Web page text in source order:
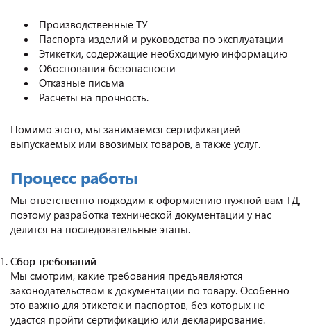
Производственные ТУ
Паспорта изделий и руководства по эксплуатации
Этикетки, содержащие необходимую информацию
Обоснования безопасности
Отказные письма
Расчеты на прочность.
Помимо этого, мы занимаемся сертификацией
выпускаемых или ввозимых товаров, а также услуг.
Процесс работы
Мы ответственно подходим к оформлению нужной вам ТД,
поэтому разработка технической документации у нас
делится на последовательные этапы.
Сбор требований
Мы смотрим, какие требования предъявляются
законодательством к документации по товару. Особенно
это важно для этикеток и паспортов, без которых не
удастся пройти сертификацию или декларирование.